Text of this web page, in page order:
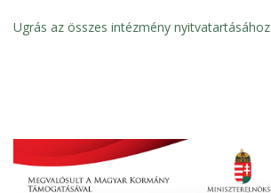
Ugrás az összes intézmény nyitvatartásához